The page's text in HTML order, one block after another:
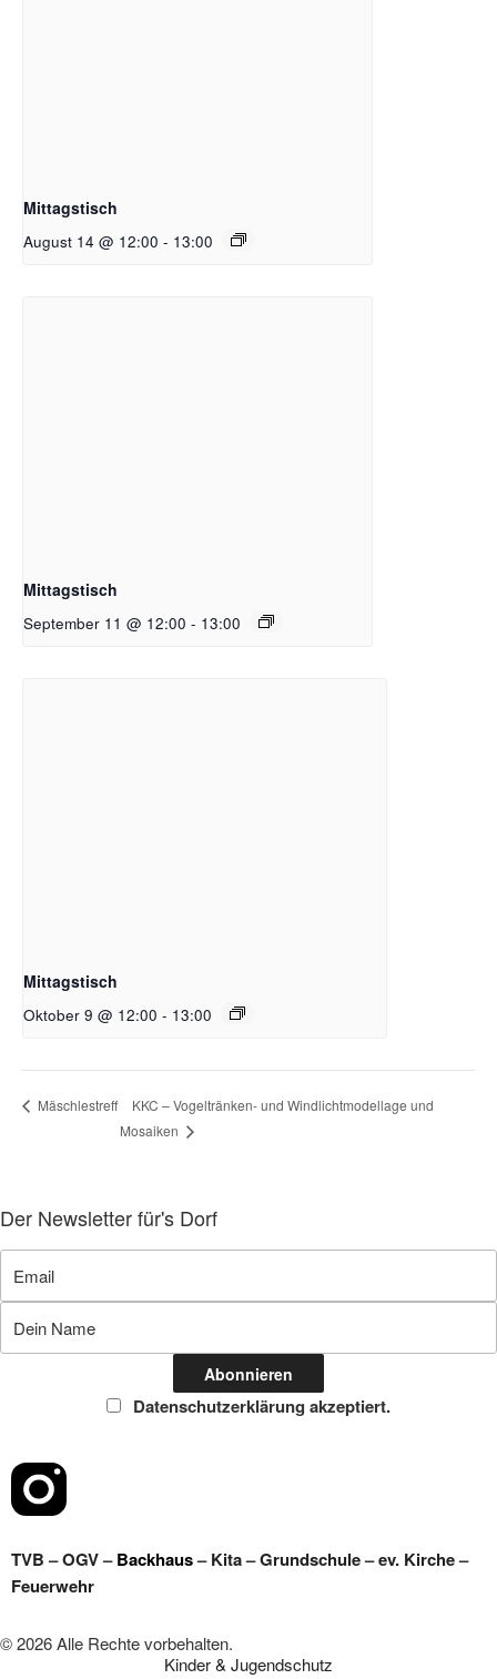
Mittagstisch
August 14 @ 12:00 - 13:00
Mittagstisch
September 11 @ 12:00 - 13:00
Mittagstisch
Oktober 9 @ 12:00 - 13:00
Mäschlestreff
KKC – Vogeltränken- und Windlichtmodellage und
Mosaiken
Der Newsletter für's Dorf
Datenschutzerklärung akzeptiert.
TVB–OGV–Backhaus–Kita–Grundschule–ev. Kirche–
Feuerwehr
© 2026 Alle Rechte vorbehalten.
Kinder & Jugendschutz